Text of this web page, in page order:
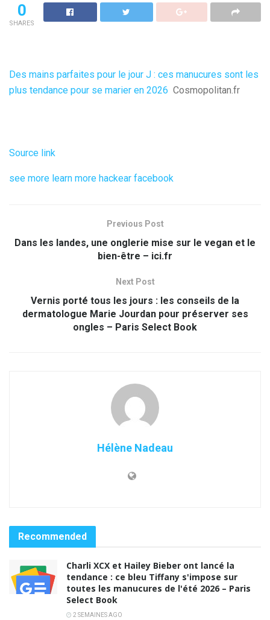
0
SHARES
Des mains parfaites pour le jour J : ces manucures sont les
plus tendance pour se marier en 2026 Cosmopolitan.fr
Source link
see more learn more hackear facebook
Previous Post
Dans les landes, une onglerie mise sur le vegan et le
bien-être – ici.fr
Next Post
Vernis porté tous les jours : les conseils de la
dermatologue Marie Jourdan pour préserver ses
ongles – Paris Select Book
Hélène Nadeau
Recommended
Charli XCX et Hailey Bieber ont lancé la
tendance : ce bleu Tiffany s'impose sur
toutes les manucures de l'été 2026 – Paris
Select Book
2 SEMAINES AGO